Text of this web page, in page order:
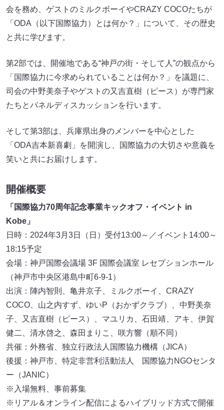
会を務め、ゲストのミルクボーイやCRAZY COCOたちが
「ODA（以下国際協力）とは何か？」について、その歴史
と共に学びます。
第2部では、開催地である“神戸の街・そして人”の観点から
「国際協力に今求められていることは何か？」を議題に、
司会の中野美奈子やゲストの又吉直樹（ピース）が専門家
たちとパネルディスカッションを行います。
そして第3部は、兵庫県出身のメンバーを中心とした
「ODA吉本新喜劇」を開演し、国際協力の大切さや意義を
笑いと共にお届けします。
開催概要
「国際協力70周年記念事業キックオフ・イベント in
Kobe」
日時：2024年3月3日（日）受付13:00～／イベント14:00～
18:15予定
会場：神戸国際会議場 3F 国際会議室 レセプションホール
（神戸市中央区港島中町6-9-1）
出演：陣内智則、亀井京子、ミルクボーイ、CRAZY
COCO、山之内すず、ゆいP（おかずクラブ）、中野美奈
子、又吉直樹（ピース）、マユリカ、石田靖、アキ、伊賀
健二、清水啓之、森田まりこ、咲方響（順不同）
共催：外務省、独立行政法人国際協力機構（JICA）
後援：神戸市、特定非営利活動法人 国際協力NGOセンタ
ー（JANIC）
※入場無料、事前募集
※リアル＆オンライン配信によるハイブリッド方式で開催